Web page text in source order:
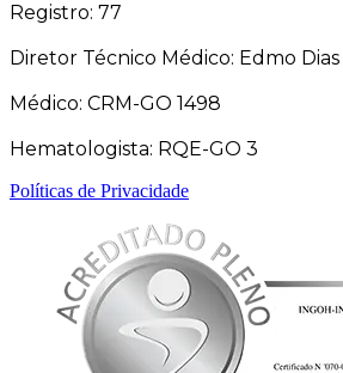
Registro: 77
Diretor Técnico Médico: Edmo
Médico: CRM-GO 1498
Hematologista: RQE-GO 3
Políticas de Privacidade